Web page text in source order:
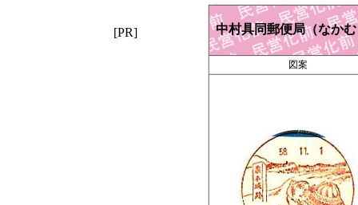
中村具同郵便局（なか
図案
[PR]